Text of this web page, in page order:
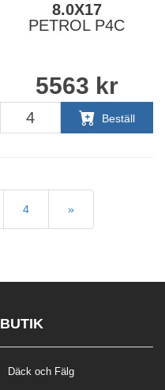
8.0X17
PETROL P4C
5563 kr
Beställ
4 »
BUTIK
Däck och Fälg